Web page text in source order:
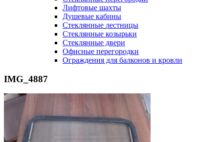
Лифтовые шахты
Душевые кабины
Cтеклянные лестницы
Cтеклянные козырьки
Cтеклянные двери
Офисные перегородки
Ограждения для балконов и кровли
IMG_4887